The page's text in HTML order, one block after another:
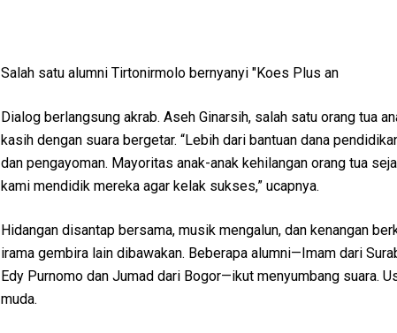
Salah satu alumni Tirtonirmolo bernyanyi "Koes Plus an
Dialog berlangsung akrab. Aseh Ginarsih, salah satu orang tua
kasih dengan suara bergetar. “Lebih dari bantuan dana
dan pengayoman. Mayoritas anak-anak kehilangan orang tua
kami mendidik mereka agar kelak sukses,” ucapnya.
Hidangan disantap bersama, musik mengalun, dan kenangan
irama gembira lain dibawakan. Beberapa alumni—Imam dari
Edy Purnomo dan Jumad dari Bogor—ikut menyumbang suara.
muda.